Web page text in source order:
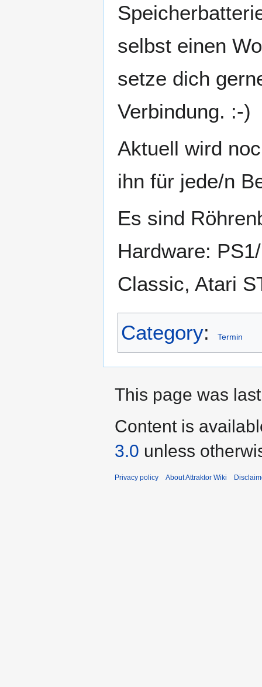
selbst einen
setze dich
Verbindung. :-)
Aktuell wird
ihn für jede/n
Es sind
Hardware:
Classic, Atari
Category: Termin
This page was
Content is
3.0 unless
Privacy policy About Attraktor Wiki